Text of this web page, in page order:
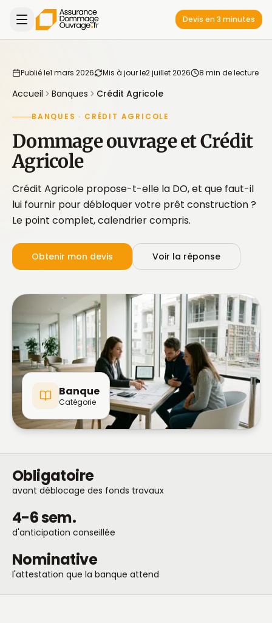
Devis en 3 minutes
Publié le1 mars 2026 Mis à jour le2 juillet 2026 8 min de lecture
Accueil Banques Crédit Agricole
BANQUES · CRÉDIT AGRICOLE
Dommage ouvrage et Crédit
Agricole
Crédit Agricole propose-t-elle la DO, et que faut-il
lui fournir pour débloquer votre prêt construction ?
Le point complet, calendrier compris.
Obtenir mon devis Voir la réponse
Banque
Catégorie
Obligatoire
avant déblocage des fonds travaux
4-6 sem.
d'anticipation conseillée
Nominative
l'attestation que la banque attend